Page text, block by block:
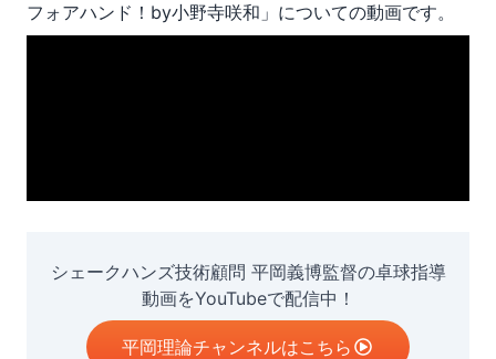
フォアハンド！by小野寺咲和 」についての動画です。
シェークハンズ技術顧問 平岡義博監督の卓球指導
動画をYouTubeで配信中！
平岡理論チャンネルはこちら